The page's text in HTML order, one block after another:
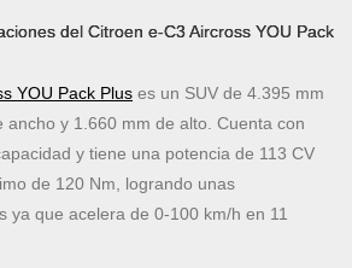
del Citroen e-C3 Aircross YOU Pack
YOU Pack Plus es un SUV de 4.395 mm
ancho y 1.660 mm de alto. Cuenta con
y tiene una potencia de 113 CV
de 120 Nm, logrando unas
ya que acelera de 0-100 km/h en 11